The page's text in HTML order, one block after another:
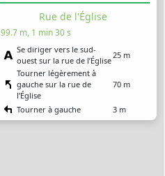
Rue de l'Église
99.7 m, 1 min 30 s
Se diriger vers le sud-
ouest sur la rue de l’Église
25 m
Tourner légèrement à
gauche sur la rue de
l’Église
70 m
Tourner à gauche
3 m
Vous êtes arrivé à votre